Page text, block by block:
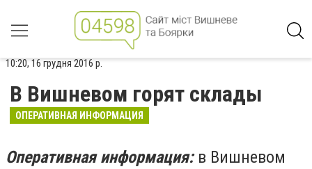
10:20, 16 грудня 2016 р.
В Вишневом горят склады
ОПЕРАТИВНАЯ ИНФОРМАЦИЯ
Оперативная информация: в Вишневом